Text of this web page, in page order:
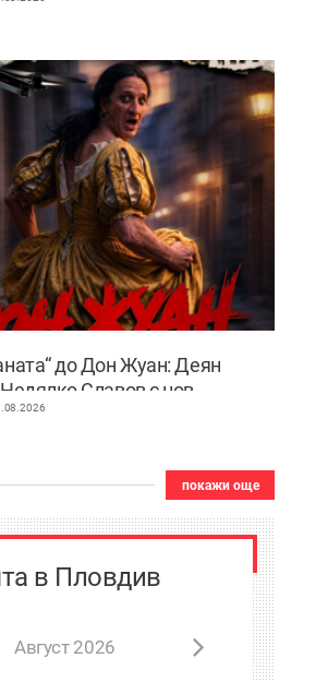
до Дон Жуан: Деян
Славов с нов
проект в Пловдив
покажи още
в Пловдив
Август 2026